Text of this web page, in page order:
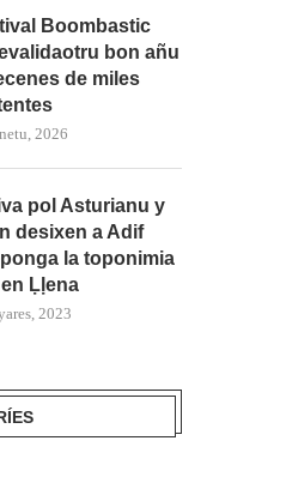
El Trasiegu Fest va tener
Boombastic
bon añu
de miles
2026
pol Asturianu y
desixen a Adif
la toponimia
Ḷḷena
2023